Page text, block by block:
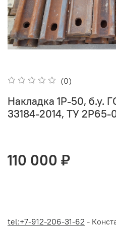
(0)
Накладка 1Р-50, б.у.
33184-2014, TУ 2P65-
110 000 ₽
tel:+7-912-206-31-62 -